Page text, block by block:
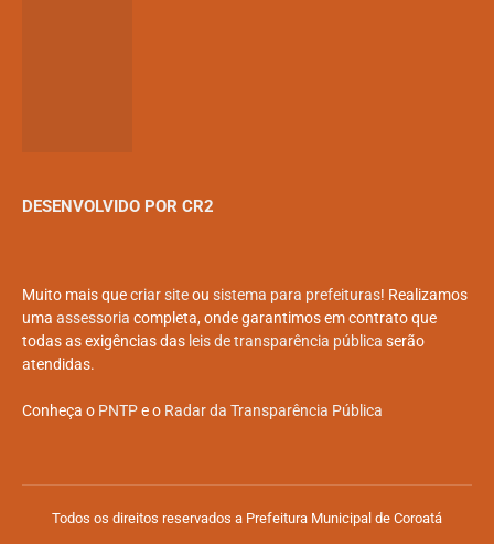
DESENVOLVIDO POR CR2
Muito mais quecriar siteou sistema para prefeituras! Realizamos
uma assessoria completa, onde garantimos em contrato que
todas as exigências das leis de transparência pública serão
atendidas.
Conheça o PNTPe o Radar da Transparência Pública
Todos os direitos reservados a Prefeitura Municipal de Coroatá